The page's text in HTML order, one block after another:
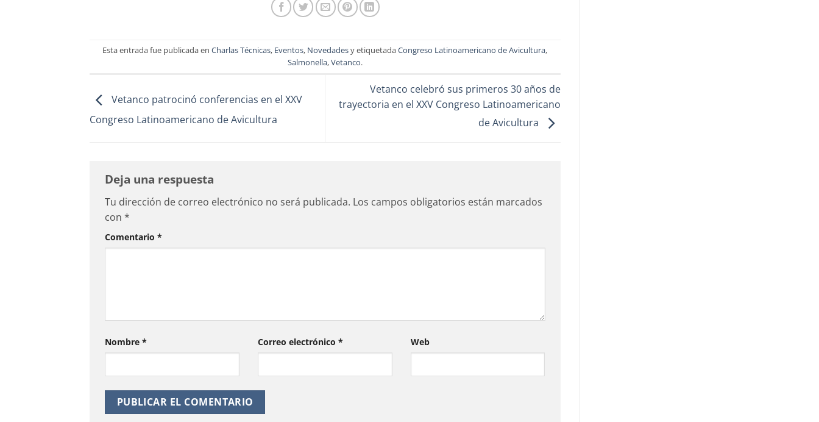
Esta entrada fue publicada enCharlas Técnicas, Eventos, Novedadesy etiquetadaCongreso Latinoamericano de Avicultura,
Salmonella,Vetanco.
Vetanco patrocinó conferencias en el XXV
Congreso Latinoamericano de Avicultura
Vetanco celebró sus primeros 30 años de
trayectoria en el XXV Congreso Latinoamericano
de Avicultura
Deja una respuesta
Tu dirección de correo electrónico no será publicada. Los campos obligatorios están marcados
con *
Comentario *
Nombre * Correo electrónico * Web